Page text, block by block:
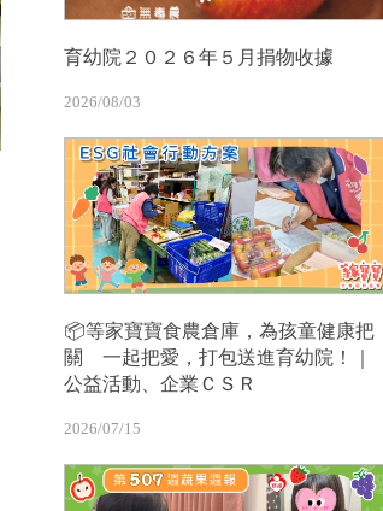
育幼院２０２６年５月捐物收據
2026/08/03
📦等家寶寶食農倉庫，為孩童健康把
關 一起把愛，打包送進育幼院！｜
公益活動、企業ＣＳＲ
2026/07/15